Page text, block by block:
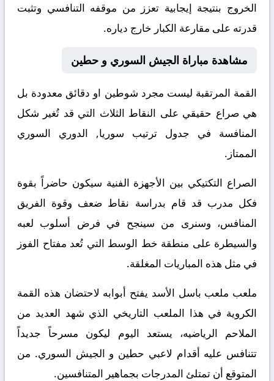
الخروج بنتيجة إيجابية تعزز من موقفه التنافسي وتثبت
قدرته على مقارعة الكبار خارج دياره.
مشاهدة مباراة الجيش السوري و حطين
القمة المرتقبة ليست مجرد شوطين او دقائق معدودة بل
هي صراع حقيقي على النقاط الثلاث التي قد تُغير شكل
المنافسة في جدول ترتيب سوريا, الدوري السوري
الممتاز.
الصراع التكتيكي بين الأجهزة الفنية سيكون حاضراً بقوة
فكل مدرب قد قام بدراسة نقاط ضعف وقوة الفريق
المنافس، وسنرى من سينجح في فرض أسلوب لعبه
والسيطرة على منطقة خط الوسط التي تُعد مفتاح الفوز
في مثل هذه المباريات المغلقة.
ملعب ملعب باسل الأسد يفتح أبوابه لاحتضان هذه القمة
الكروية في هذا الملعب التاريخي الذي شهد العديد من
الملاحم الرياضيه، يستعد اليوم ليكون مسرحاً جديداً
تتنافس عليه أقدام لاعبي حطين و الجيش السوري. من
المتوقع أن تمتلئ المدرجات بجماهير المتنافسين.